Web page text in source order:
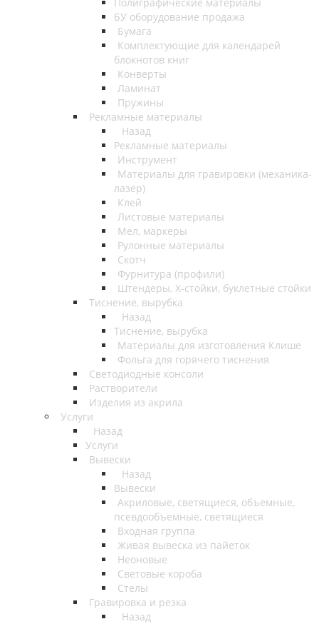
БУ оборудование продажа
Бумага
Комплектующие для календарей
блокнотов книг
Конверты
Ламинат
Пружины
Рекламные материалы
Назад
Рекламные материалы
Инструмент
Материалы для гравировки (механика-
лазер)
Клей
Листовые материалы
Мел, маркеры
Рулонные материалы
Скотч
Фурнитура (профили)
Штендеры, Х-стойки, буклетные стойки
Тиснение, вырубка
Назад
Тиснение, вырубка
Материалы для изготовления Клише
Фольга для горячего тиснения
Светодиодные консоли
Растворители
Изделия из акрила
Услуги
Назад
Услуги
Вывески
Назад
Вывески
Акриловые, светящиеся, объемные,
псевдообъемные, светящиеся
Входная группа
Живая вывеска из пайеток
Неоновые
Световые короба
Стелы
Гравировка и резка
Назад